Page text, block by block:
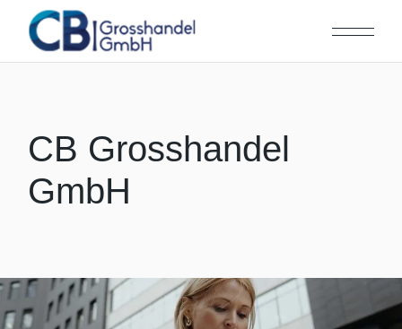
CB Grosshandel
GmbH